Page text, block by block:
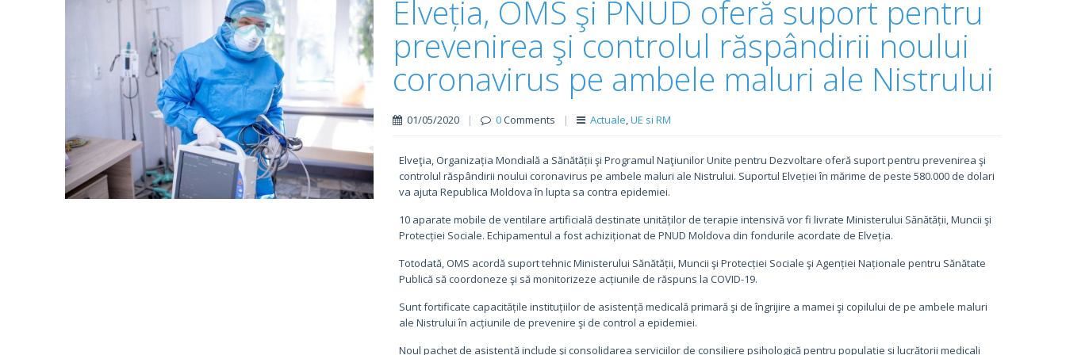
Elveția, OMS şi PNUD oferă suport pentru
prevenirea şi controlul răspândirii noului
coronavirus pe ambele maluri ale Nistrului
01/05/2020 | 0Comments | Actuale,UE si RM
Elveţia, Organizația Mondială a Sănătății şi Programul Naţiunilor Unite pentru Dezvoltare oferă suport pentru prevenirea şi
controlul răspândirii noului coronavirus pe ambele maluri ale Nistrului. Suportul Elveției în mărime de peste 580.000 de dolari
va ajuta Republica Moldova în lupta sa contra epidemiei.
10 aparate mobile de ventilare artificială destinate unităților de terapie intensivă vor fi livrate Ministerului Sănătății, Muncii şi
Protecției Sociale. Echipamentul a fost achiziționat de PNUD Moldova din fondurile acordate de Elveția.
Totodată, OMS acordă suport tehnic Ministerului Sănătății, Muncii şi Protecției Sociale şi Agenției Naționale pentru Sănătate
Publică să coordoneze şi să monitorizeze acțiunile de răspuns la COVID-19.
Sunt fortificate capacitățile instituțiilor de asistență medicală primară şi de îngrijire a mamei şi copilului de pe ambele maluri
ale Nistrului în acțiunile de prevenire şi de control a epidemiei.
Noul pachet de asistență include şi consolidarea serviciilor de consiliere psihologică pentru populație și lucrătorii medicali